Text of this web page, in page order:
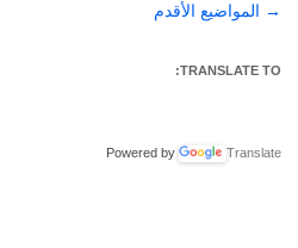
تصفّح
→ المواضيع الأقدم
TRANSLATE TO:
Powered by Translate